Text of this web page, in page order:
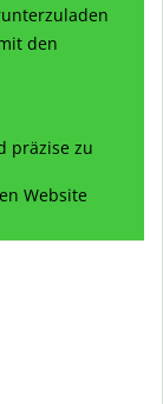
den
präzise zu
Website